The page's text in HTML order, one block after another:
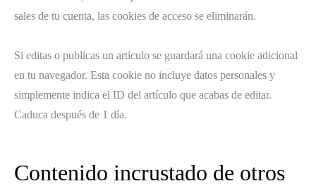
sales de tu cuenta, las cookies de acceso se eliminarán.
Si editas o publicas un artículo se guardará una cookie adicional
en tu navegador. Esta cookie no incluye datos personales y
simplemente indica el ID del artículo que acabas de editar.
Caduca después de 1 día.
Contenido incrustado de otros